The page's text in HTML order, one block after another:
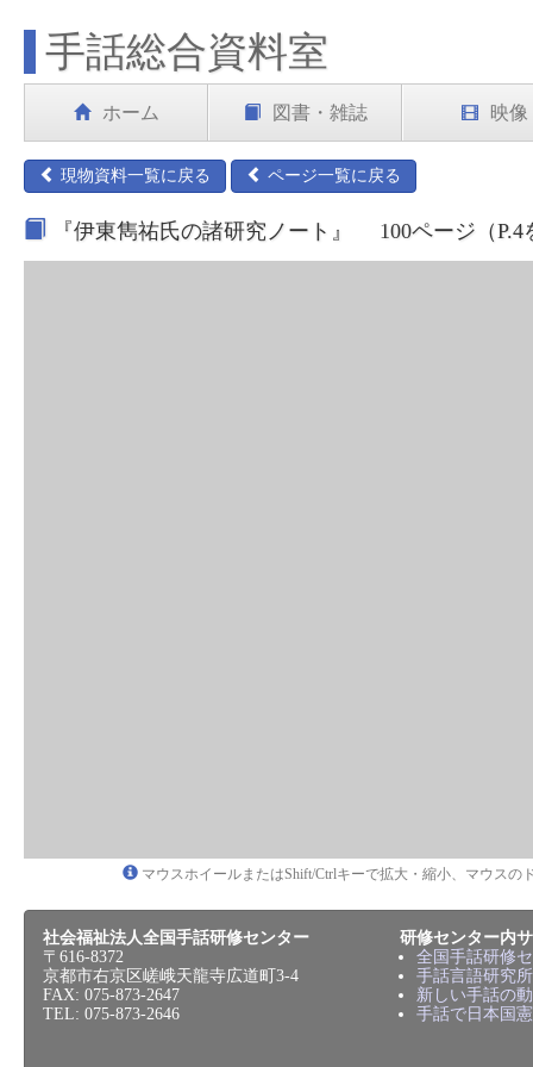
手話総合資料室
ホーム 図書・雑誌 映像
現物資料一覧に戻る ページ一覧に戻る
『伊東雋祐氏の諸研究ノート』 100ページ（P.4
マウスホイールまたはShift/Ctrlキーで拡大・縮小、マウスの
社会福祉法人全国手話研修センター
〒616-8372
京都市右京区嵯峨天龍寺広道町3-4
FAX: 075-873-2647
TEL: 075-873-2646
研修センター内
全国手話研修
手話言語研究所
新しい手話の
手話で日本国